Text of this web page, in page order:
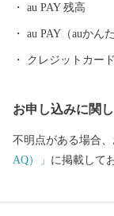
養殖ウニは非常に
au PAY 残高
au PAY（auかん
クレジットカー
お申し込みに関
不明点がある場合
AQ）」 に掲載して